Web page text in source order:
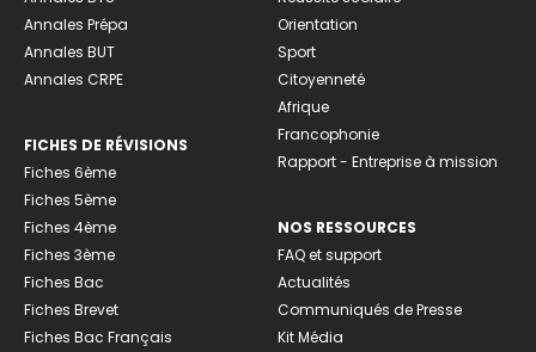
Annales Prépa
Annales BUT
Annales CRPE
FICHES DE RÉVISIONS
Fiches 6ème
Fiches 5ème
Fiches 4ème
Fiches 3ème
Fiches Bac
Fiches Brevet
Fiches Bac Français
Orientation
Sport
Citoyenneté
Afrique
Francophonie
Rapport - Entreprise à mission
NOS RESSOURCES
FAQ et support
Actualités
Communiqués de Presse
Kit Média